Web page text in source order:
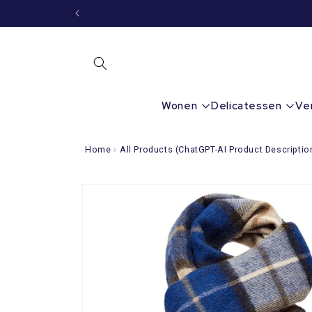
content
Wonen Delicatessen
Home › All Products (ChatGPT-AI Product